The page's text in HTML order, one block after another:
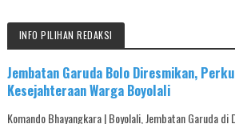
INFO PILIHAN REDAKSI
Jembatan Garuda Bolo Diresmikan,
Kesejahteraan Warga Boyolali
Komando Bhayangkara | Boyolali, Jembatan Garuda di